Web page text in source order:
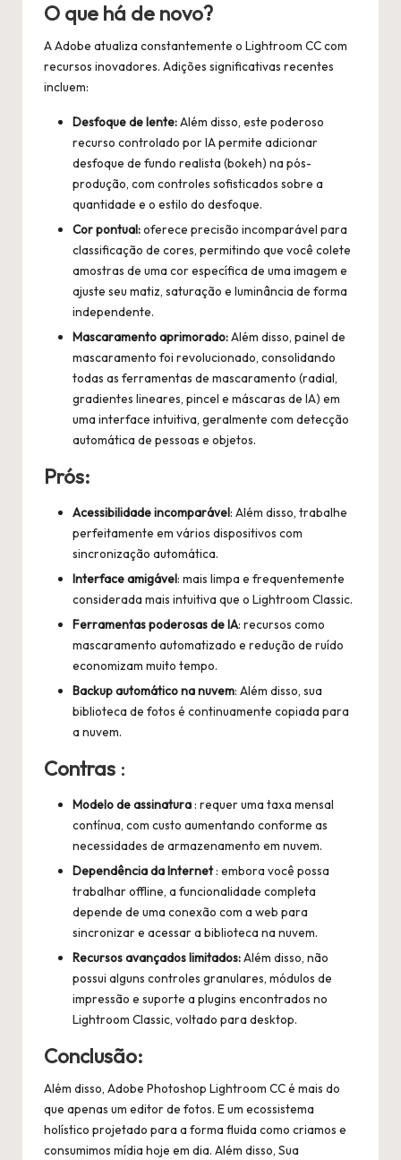
O que há de novo?
A Adobe atualiza constantemente o Lightroom CC com
recursos inovadores. Adições significativas recentes
incluem:
Desfoque de lente:Além disso, este poderoso
recurso controlado por IA permite adicionar
desfoque de fundo realista (bokeh) na pós-
produção, com controles sofisticados sobre a
quantidade e o estilo do desfoque.
Cor pontual:oferece precisão incomparável para
classificação de cores, permitindo que você colete
amostras de uma cor específica de uma imagem e
ajuste seu matiz, saturação e luminância de forma
independente.
Mascaramento aprimorado:Além disso, painel de
mascaramento foi revolucionado, consolidando
todas as ferramentas de mascaramento (radial,
gradientes lineares, pincel e máscaras de IA) em
uma interface intuitiva, geralmente com detecção
automática de pessoas e objetos.
Prós:
Acessibilidade incomparável: Além disso, trabalhe
perfeitamente em vários dispositivos com
sincronização automática.
Interface amigável: mais limpa e frequentemente
considerada mais intuitiva que o Lightroom Classic.
Ferramentas poderosas de IA: recursos como
mascaramento automatizado e redução de ruído
economizam muito tempo.
Backup automático na nuvem: Além disso, sua
biblioteca de fotos é continuamente copiada para
a nuvem.
Contras :
Modelo de assinatura : requer uma taxa mensal
contínua, com custo aumentando conforme as
necessidades de armazenamento em nuvem.
Dependência da Internet: embora você possa
trabalhar offline, a funcionalidade completa
depende de uma conexão com a web para
sincronizar e acessar a biblioteca na nuvem.
Recursos avançados limitados:Além disso, não
possui alguns controles granulares, módulos de
impressão e suporte a plugins encontrados no
Lightroom Classic, voltado para desktop.
Conclusão:
Além disso, Adobe Photoshop Lightroom CC é mais do
que apenas um editor de fotos. E um ecossistema
holístico projetado para a forma fluida como criamos e
consumimos mídia hoje em dia. Além disso, Sua